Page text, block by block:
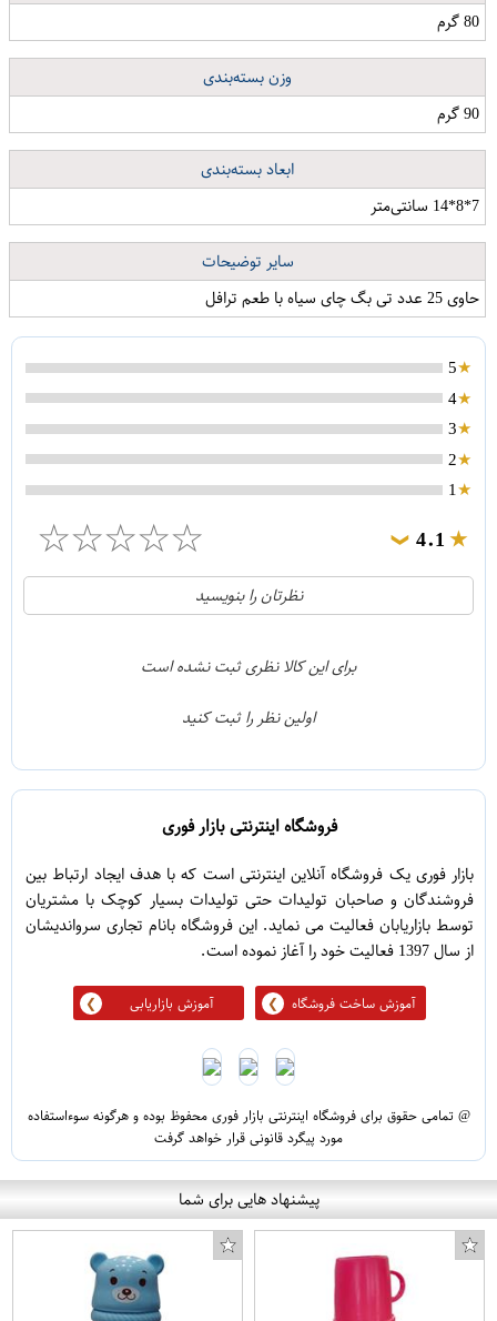
80 گرم
وزن بسته‌بندی
90 گرم
ابعاد بسته‌بندی
7*8*14 سانتی‌متر
سایر توضیحات
حاوی 25 عدد تی بگ چای سیاه با طعم ترافل
5
4
3
2
1
4.1
❯
☆
☆
☆
☆
☆
21
1
نظرتان را بنویسید
برای این کالا نظری ثبت نشده است
اولین نظر را ثبت کنید
فروشگاه اینترنتی بازار فوری
بازار فوری یک فروشگاه آنلاین اینترنتی است که با هدف ایجاد ارتباط بین
فروشندگان و صاحبان تولیدات حتی تولیدات بسیار کوچک با مشتریان
توسط بازاریابان فعالیت می نماید. این فروشگاه بانام تجاری سرواندیشان
از سال 1397 فعالیت خود را آغاز نموده است.
آموزش ساخت فروشگاه آموزش بازاریابی
@ تمامی حقوق برای فروشگاه اینترنتی بازار فوری محفوظ بوده و هرگونه سوءاستفاده
مورد پیگرد قانونی قرار خواهد گرفت
پیشنهاد هایی برای شما